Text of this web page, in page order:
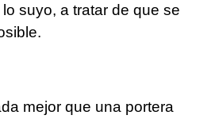
suyo, a tratar de que se
mejor que una portera